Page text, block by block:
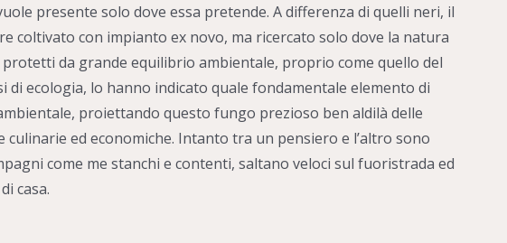
presente solo dove essa pretende. A differenza di quelli neri, il
coltivato con impianto ex novo, ma ricercato solo dove la natura
protetti da grande equilibrio ambientale, proprio come quello del
di ecologia, lo hanno indicato quale fondamentale elemento di
proiettando questo fungo prezioso ben aldilà delle
ed economiche. Intanto tra un pensiero e l’altro sono
come me stanchi e contenti, saltano veloci sul fuoristrada ed
casa.